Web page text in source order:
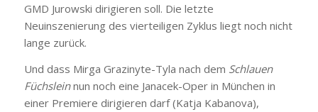
GMD Jurowski dirigieren soll. Die letzte
Neuinszenierung des vierteiligen Zyklus liegt noch nicht
lange zurück.
Und dass Mirga Grazinyte-Tyla nach dem Schlauen
Füchsleinnun noch eine Janacek-Oper in München in
einer Premiere dirigieren darf (Katja Kabanova),